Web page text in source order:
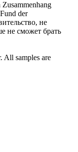
der
не
не сможет брать
All samples are